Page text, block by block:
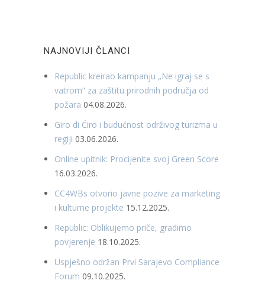
NAJNOVIJI ČLANCI
Republic kreirao kampanju „Ne igraj se s
vatrom“ za zaštitu prirodnih područja od
požara 04.08.2026.
Giro di Ćiro i budućnost održivog turizma u
regiji 03.06.2026.
Online upitnik: Procijenite svoj Green Score
16.03.2026.
CC4WBs otvorio javne pozive za marketing
i kulturne projekte 15.12.2025.
Republic: Oblikujemo priče, gradimo
povjerenje 18.10.2025.
Uspješno održan Prvi Sarajevo Compliance
Forum 09.10.2025.